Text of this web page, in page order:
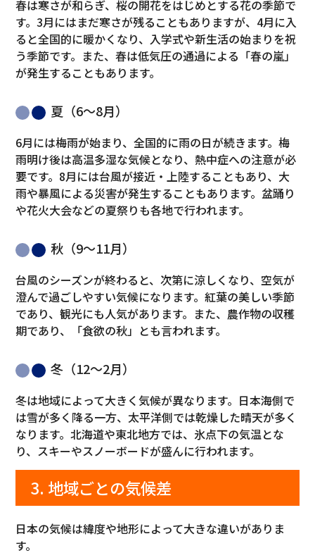
春は寒さが和らぎ、桜の開花をはじめとする花の季節で
す。3月にはまだ寒さが残ることもありますが、4月に入
ると全国的に暖かくなり、入学式や新生活の始まりを祝
う季節です。また、春は低気圧の通過による「春の嵐」
が発生することもあります。
夏（6〜8月）
6月には梅雨が始まり、全国的に雨の日が続きます。梅
雨明け後は高温多湿な気候となり、熱中症への注意が必
要です。8月には台風が接近・上陸することもあり、大
雨や暴風による災害が発生することもあります。盆踊り
や花火大会などの夏祭りも各地で行われます。
秋（9〜11月）
台風のシーズンが終わると、次第に涼しくなり、空気が
澄んで過ごしやすい気候になります。紅葉の美しい季節
であり、観光にも人気があります。また、農作物の収穫
期であり、「食欲の秋」とも言われます。
冬（12〜2月）
冬は地域によって大きく気候が異なります。日本海側で
は雪が多く降る一方、太平洋側では乾燥した晴天が多く
なります。北海道や東北地方では、氷点下の気温とな
り、スキーやスノーボードが盛んに行われます。
3. 地域ごとの気候差
日本の気候は緯度や地形によって大きな違いがありま
す。